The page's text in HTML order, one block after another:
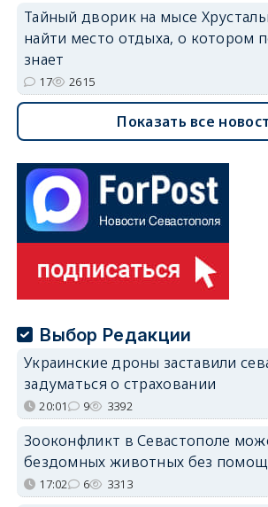
Тайный дворик на мысе
найти место отдыха, о котором
знает
17 2615
Показать все
Выбор Редакции
Украинские дроны заставили
задуматься о страховании
20:01 9 3392
Зооконфликт в Севастополе
бездомных животных без
17:02 6 3313